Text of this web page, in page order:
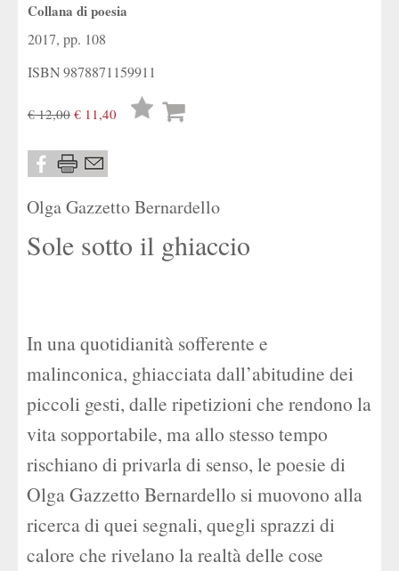
Collana di poesia
2017, pp. 108
ISBN9878871159911
€ 12,00 € 11,40
Lista
Olga Gazzetto Bernardello
Sole sotto il ghiaccio
In una quotidianità sofferente e
malinconica, ghiacciata dall’abitudine dei
piccoli gesti, dalle ripetizioni che rendono la
vita sopportabile, ma allo stesso tempo
rischiano di privarla di senso, le poesie di
Olga Gazzetto Bernardello si muovono alla
ricerca di quei segnali, quegli sprazzi di
calore che rivelano la realtà delle cose